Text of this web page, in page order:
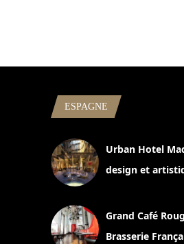
ESPAGNE
Urban Hotel
design et
Grand Café
Brasserie